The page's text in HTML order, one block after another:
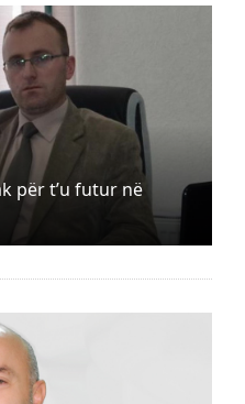
për t’u futur në